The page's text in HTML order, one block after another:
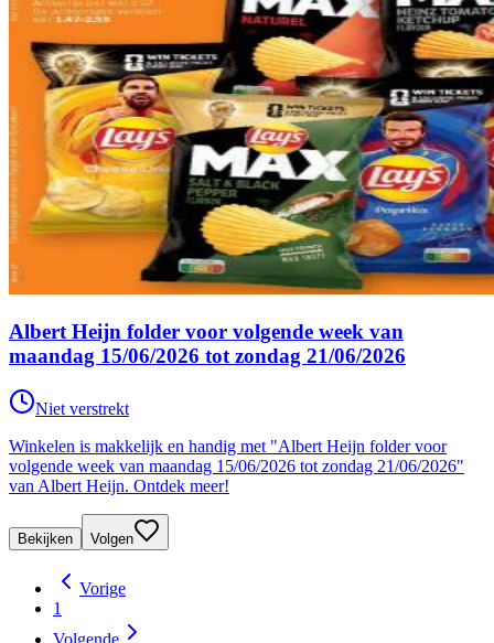
Albert Heijn folder voor volgende week van
maandag 15/06/2026 tot zondag 21/06/2026
Niet verstrekt
Winkelen is makkelijk en handig met "Albert Heijn folder voor
volgende week van maandag 15/06/2026 tot zondag 21/06/2026"
van Albert Heijn. Ontdek meer!
Bekijken Volgen
Vorige
1